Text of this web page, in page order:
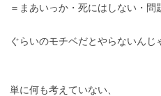
＝まあいっか・死にはしない・問
ぐらいのモチベだとやらないんじ
単に何も考えていない、